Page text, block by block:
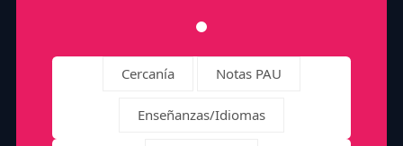
Cercanía Notas PAU
Enseñanzas/Idiomas